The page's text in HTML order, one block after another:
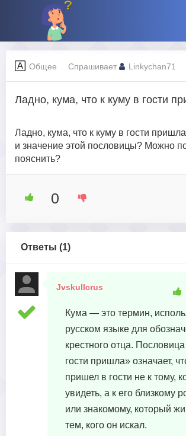
Общее Спрашивает Linkychan71
Ладно, кума, что к куму в гости
Ладно, кума, что к куму в гости
и значение этой пословицы? Можно
пояснить?
0
Ответы (1)
Jvskullcrus
Кума — это термин,
русском языке для
крестного отца.
гости пришла» означает,
пришел в гости не к тому,
увидеть, а к его близкому
или знакомому, который
тем, кого он искал.